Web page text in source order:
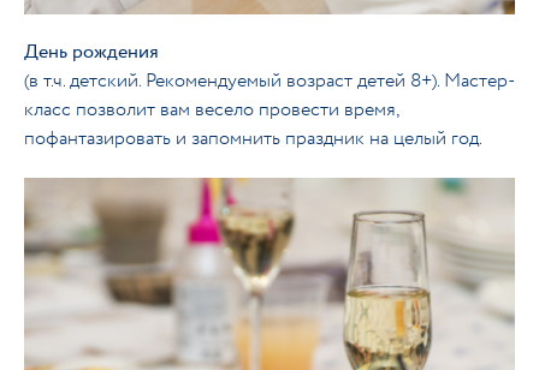
День рождения
(в т.ч. детский. Рекомендуемый возраст детей 8+). Мастер-
класс позволит вам весело провести время,
пофантазировать и запомнить праздник на целый год.